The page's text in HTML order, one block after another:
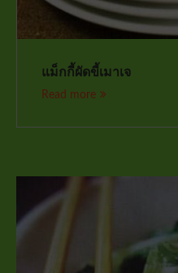
แม็กกี้ผัดขี้เมาเจ
Read more